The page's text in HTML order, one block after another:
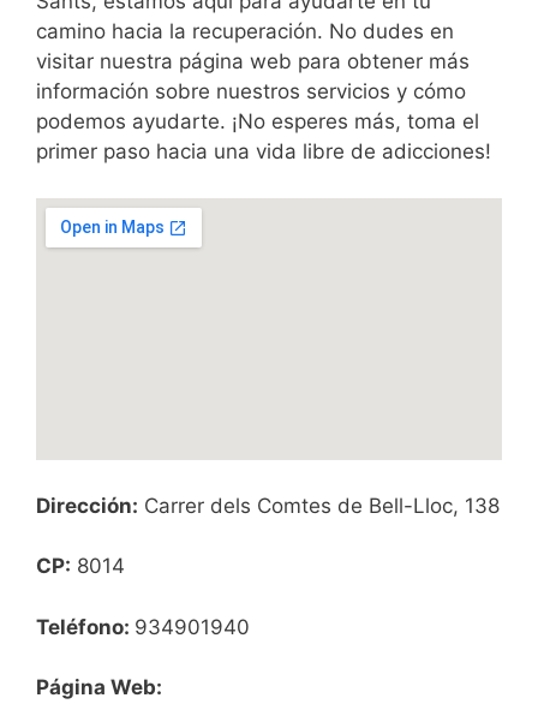
camino hacia la recuperación. No dudes en
visitar nuestra página web para obtener más
información sobre nuestros servicios y cómo
podemos ayudarte. ¡No esperes más, toma el
primer paso hacia una vida libre de adicciones!
Dirección: Carrer dels Comtes de Bell-Lloc, 138
CP: 8014
Teléfono: 934901940
Página Web: